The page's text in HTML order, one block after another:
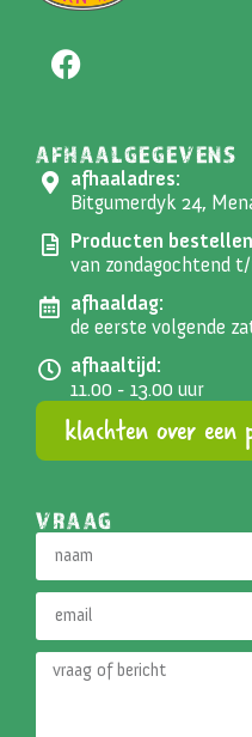
AFHAALGEGEVENS
afhaaladres:
Bitgumerdyk 24,
Producten
van zondagochtend
afhaaldag:
de eerste volgende
afhaaltijd:
11.00 - 13.00 uur
klachten over
VRAAG